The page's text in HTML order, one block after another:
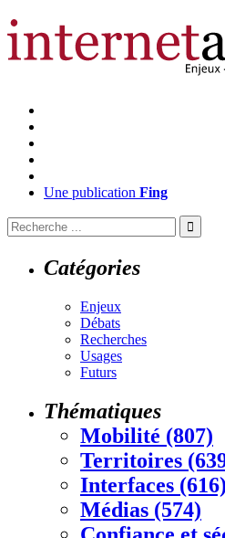
Une publication Fing
Catégories
Enjeux
Débats
Recherches
Usages
Futurs
Thématiques
Mobilité (807)
Territoires
Interfaces (616)
Médias (574)